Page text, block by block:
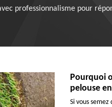
professionnalisme pour
Pourquoi
pelouse
Si vous